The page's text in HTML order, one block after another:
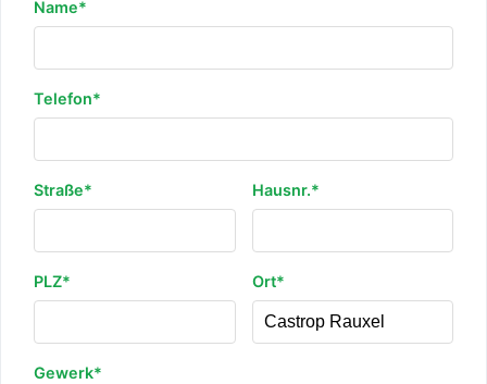
Name*
Telefon*
Straße* Hausnr.*
PLZ* Ort*
Gewerk*